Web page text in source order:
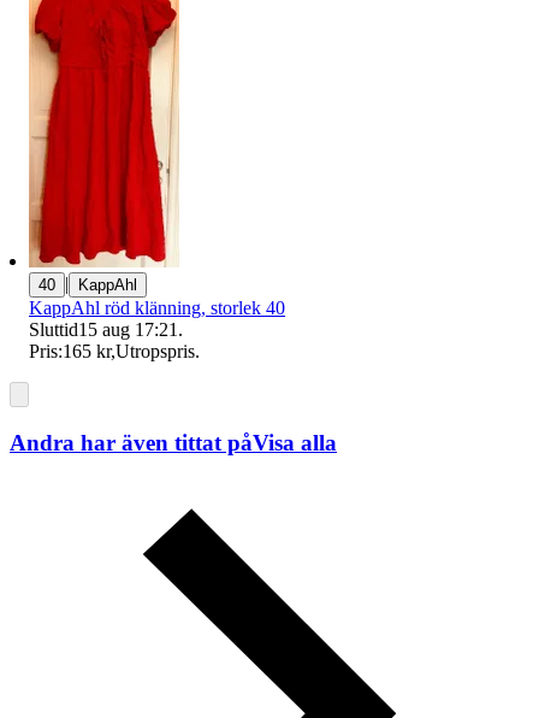
40 | KappAhl
KappAhl röd klänning, storlek 40
Sluttid15 aug 17:21 .
Pris:165 kr,Utropspris.
Andra har även tittat påVisa alla